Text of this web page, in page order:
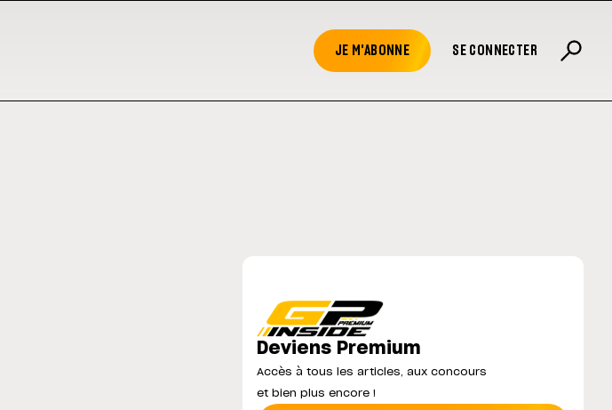
JE M'ABONNE SE CONNECTER
Deviens Premium
Accès à tous les articles, aux concours
et bien plus encore !